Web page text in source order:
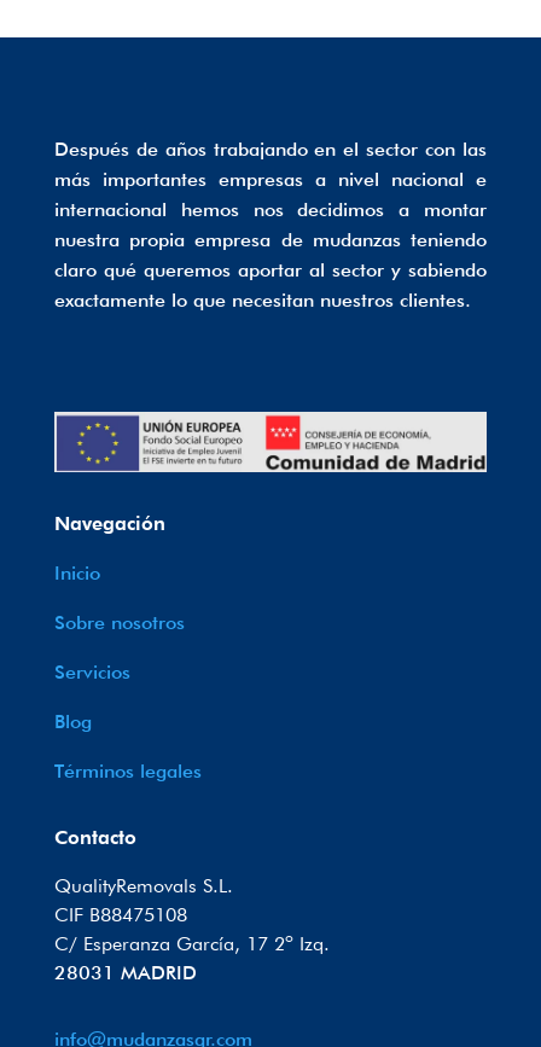
Después de años trabajando en el sector con las
más importantes empresas a nivel nacional e
internacional hemos nos decidimos a montar
nuestra propia empresa de mudanzas teniendo
claro qué queremos aportar al sector y sabiendo
exactamente lo que necesitan nuestros clientes.
Navegación
Inicio
Sobre nosotros
Servicios
Blog
Términos legales
Contacto
QualityRemovals S.L.
CIF B88475108
C/ Esperanza García, 17 2º Izq.
28031 MADRID
info@mudanzasqr.com